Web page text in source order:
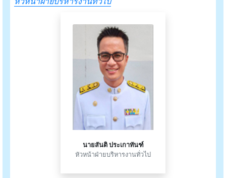
นายสันติ ประเกาทันฑ์
หัวหน้าฝ่ายบริหารงานทั่วไป